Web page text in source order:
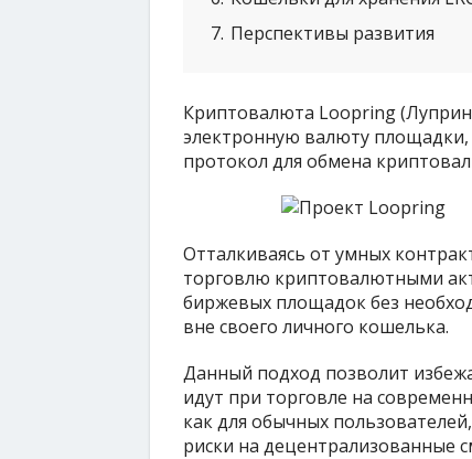
7 Перспективы развития
Криптовалюта Loopring
электронную валюту
протокол для обмена
Отталкиваясь от умных
торговлю криптовалютными
биржевых площадок без
вне своего личного кошелька.
Данный подход позволит
идут при торговле на
как для обычных
риски на децентрализованные